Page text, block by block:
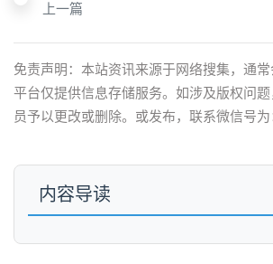
上一篇
免责声明：本站资讯来源于网络搜集，通常
平台仅提供信息存储服务。如涉及版权问
员予以更改或删除。或发布，联系微信号
内容导读